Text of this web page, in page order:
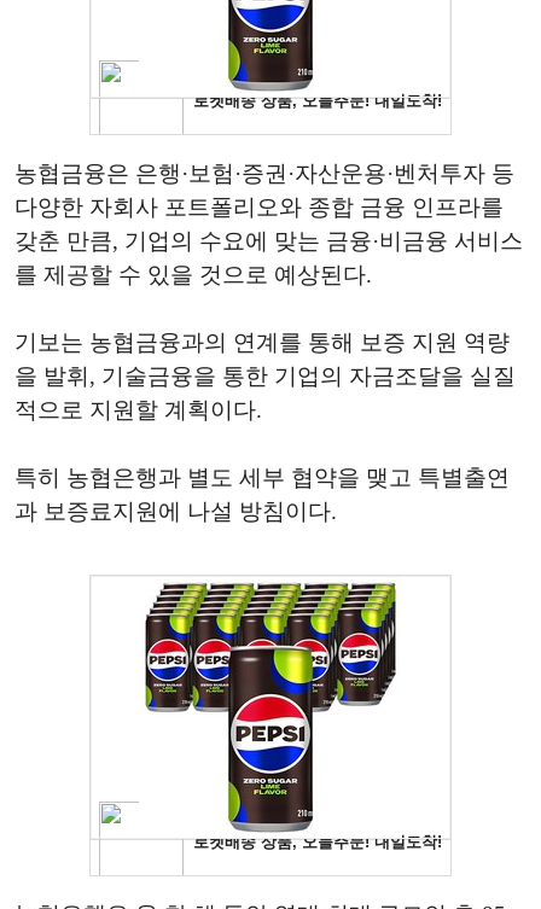
농협금융은 은행·보험·증권·자산운용·벤처투자 등
다양한 자회사 포트폴리오와 종합 금융 인프라를
갖춘 만큼, 기업의 수요에 맞는 금융·비금융 서비스
를 제공할 수 있을 것으로 예상된다.
기보는 농협금융과의 연계를 통해 보증 지원 역량
을 발휘, 기술금융을 통한 기업의 자금조달을 실질
적으로 지원할 계획이다.
특히 농협은행과 별도 세부 협약을 맺고 특별출연
과 보증료지원에 나설 방침이다.